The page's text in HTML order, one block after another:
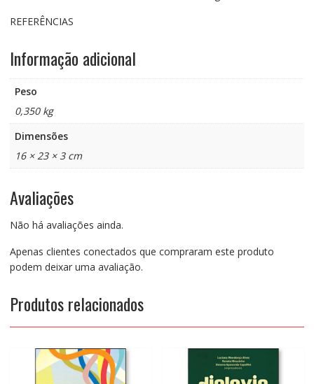
REFERÊNCIAS
Informação adicional
Peso
0,350 kg
Dimensões
16 × 23 × 3 cm
Avaliações
Não há avaliações ainda.
Apenas clientes conectados que compraram este produto
podem deixar uma avaliação.
Produtos relacionados